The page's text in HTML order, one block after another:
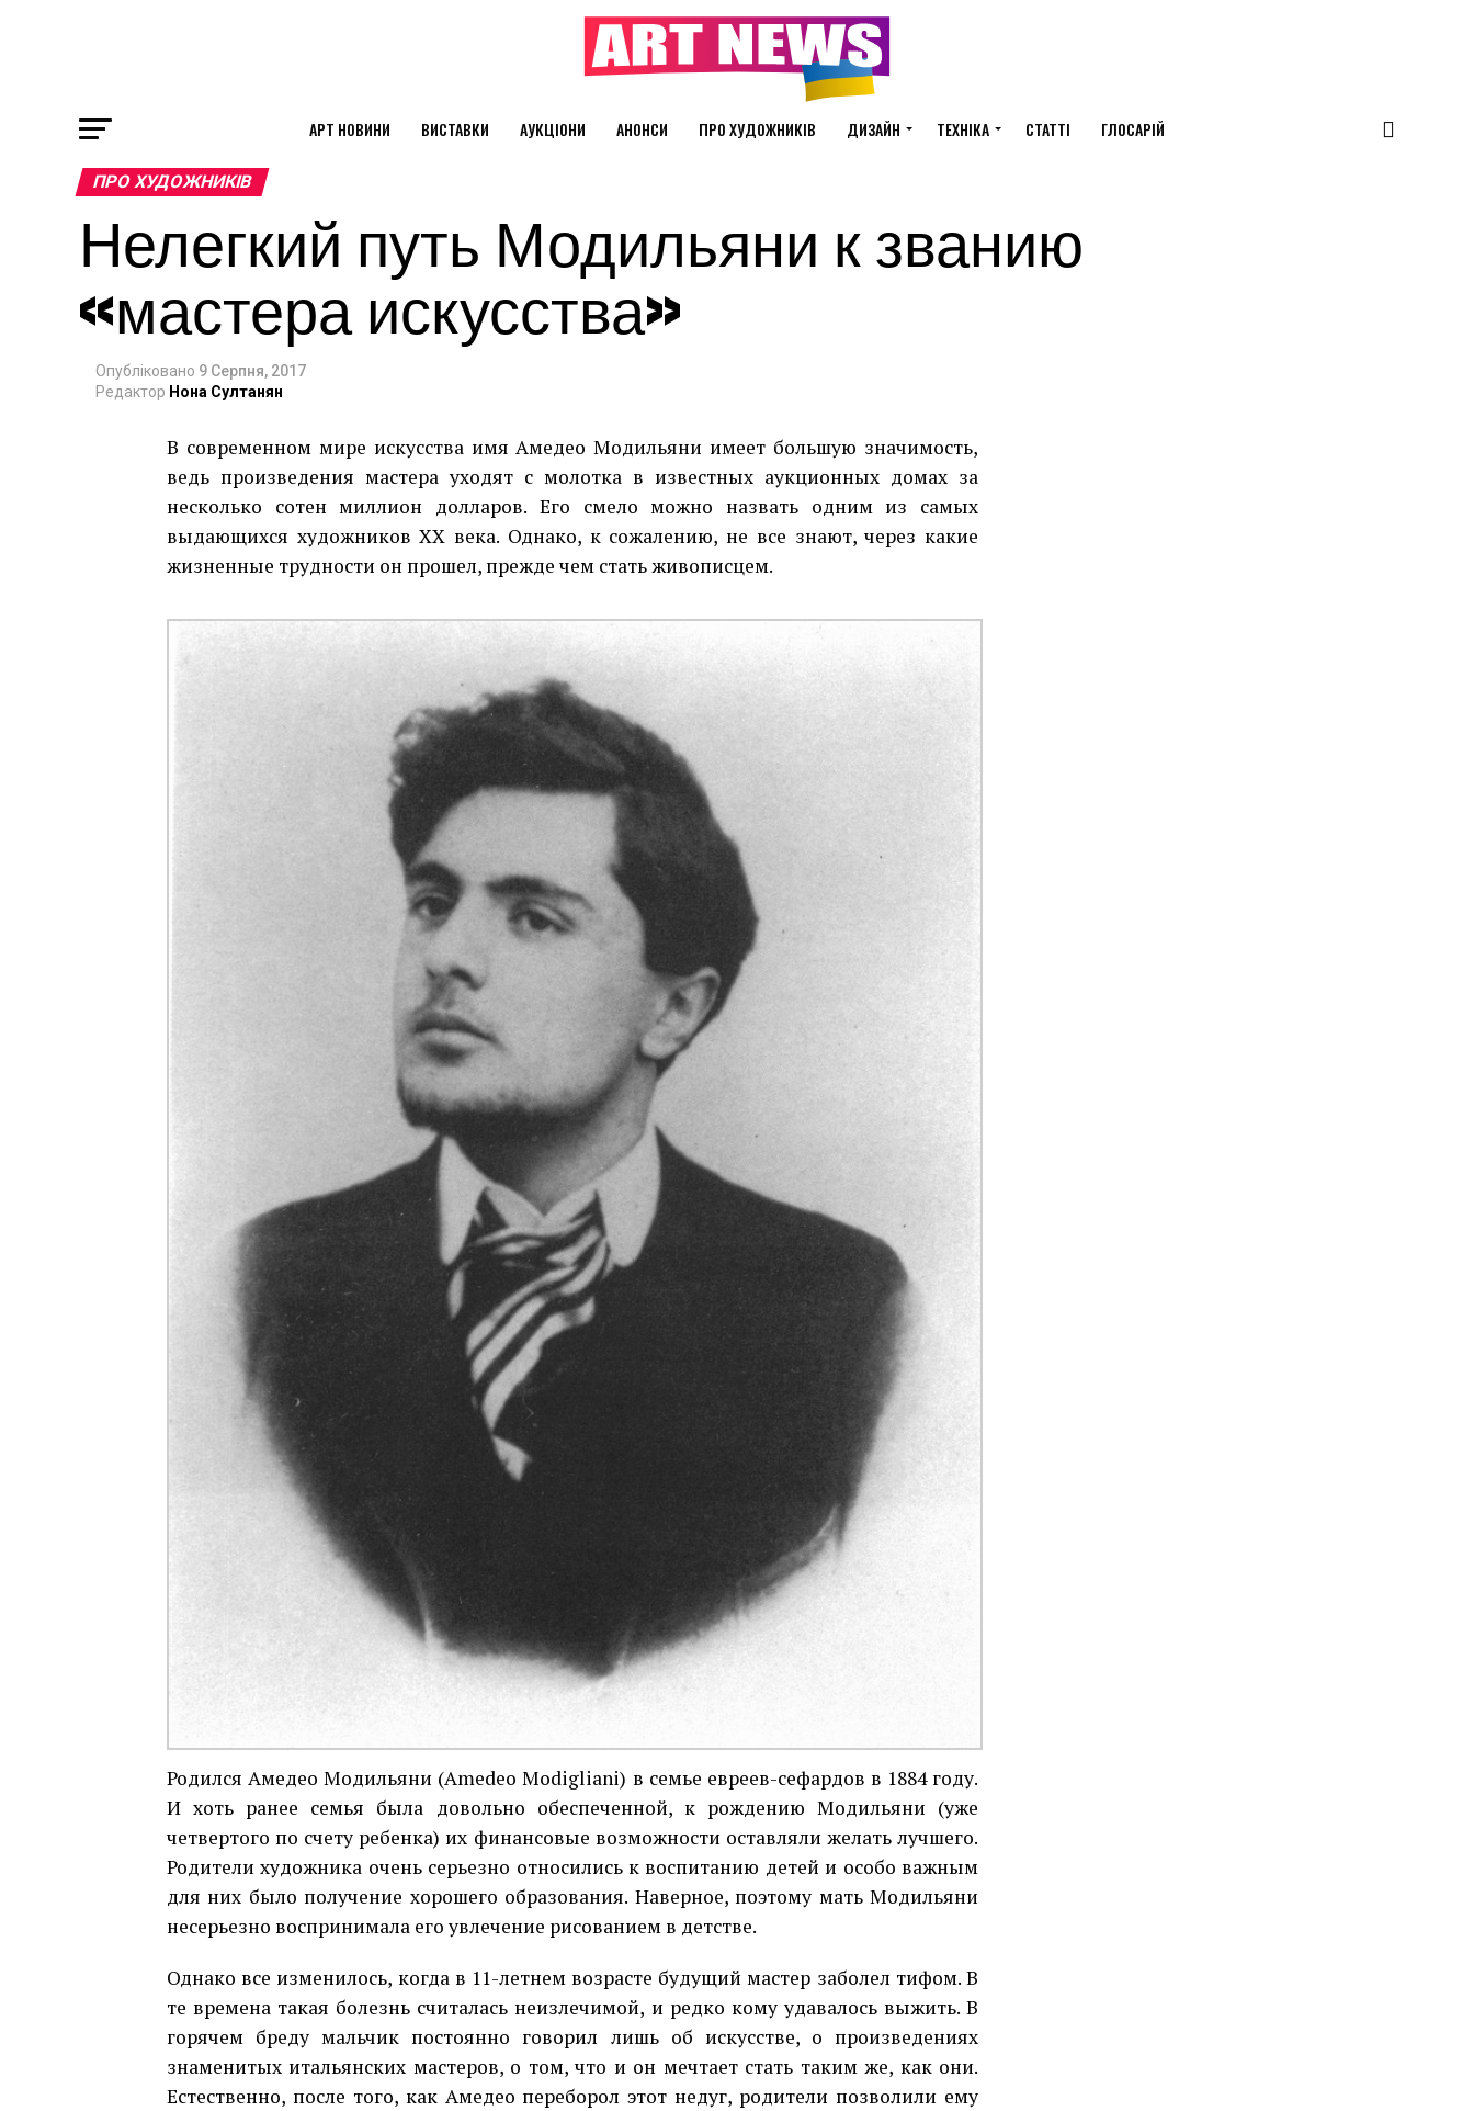
АРТ НОВИНИ ВИСТАВКИ АУКЦІОНИ АНОНСИ ПРО ХУДОЖНИКІВ ДИЗАЙН ТЕХНІКА СТАТТІ ГЛОСАРІЙ
ПРО ХУДОЖНИКІВ
Нелегкий путь Модильяни к званию
«мастера искусства»
Опубліковано 9 Серпня, 2017
Редактор Нона Султанян
В современном мире искусства имя Амедео Модильяни имеет большую значимость,
ведь произведения мастера уходят с молотка в известных аукционных домах за
несколько сотен миллион долларов. Его смело можно назвать одним из самых
выдающихся художников ХХ века. Однако, к сожалению, не все знают, через какие
жизненные трудности он прошел, прежде чем стать живописцем.
Родился Амедео Модильяни (Amedeo Modigliani) в семье евреев-сефардов в 1884 году.
И хоть ранее семья была довольно обеспеченной, к рождению Модильяни (уже
четвертого по счету ребенка) их финансовые возможности оставляли желать лучшего.
Родители художника очень серьезно относились к воспитанию детей и особо важным
для них было получение хорошего образования. Наверное, поэтому мать Модильяни
несерьезно воспринимала его увлечение рисованием в детстве.
Однако все изменилось, когда в 11-летнем возрасте будущий мастер заболел тифом. В
те времена такая болезнь считалась неизлечимой, и редко кому удавалось выжить. В
горячем бреду мальчик постоянно говорил лишь об искусстве, о произведениях
знаменитых итальянских мастеров, о том, что и он мечтает стать таким же, как они.
Естественно, после того, как Амедео переборол этот недуг, родители позволили ему